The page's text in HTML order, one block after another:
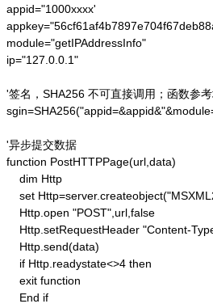
appid="1000xxxx'
module="getIPAddressInfo"
ip="127.0.0.1"
'签名，SHA256 不可直接调用；函数参
'异步提交数据
function PostHTTPPage(url,data)
    dim Http
set
    Http.open "POST",url,false
Http.setRequestHeader "Content-
    Http.send(data)
    if Http.readystate<>4 then
    exit function
    End if